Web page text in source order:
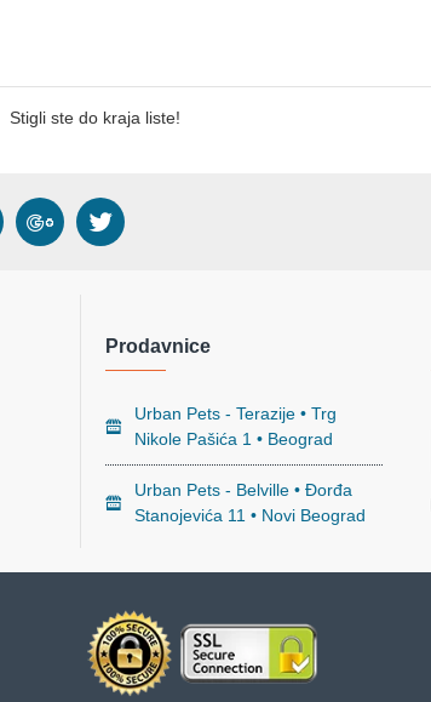
Stigli ste do kraja liste!
Prodavnice
Urban Pets - Terazije • Trg
Nikole Pašića 1 • Beograd
Urban Pets - Belville • Đorđa
Stanojevića 11 • Novi Beograd